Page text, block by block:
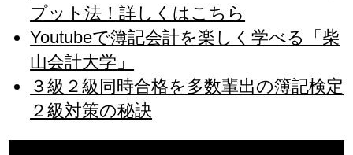
プット法！詳しくはこちら
Youtubeで簿記会計を楽しく学べる「柴
山会計大学」
３級２級同時合格を多数輩出の簿記検定
２級対策の秘訣